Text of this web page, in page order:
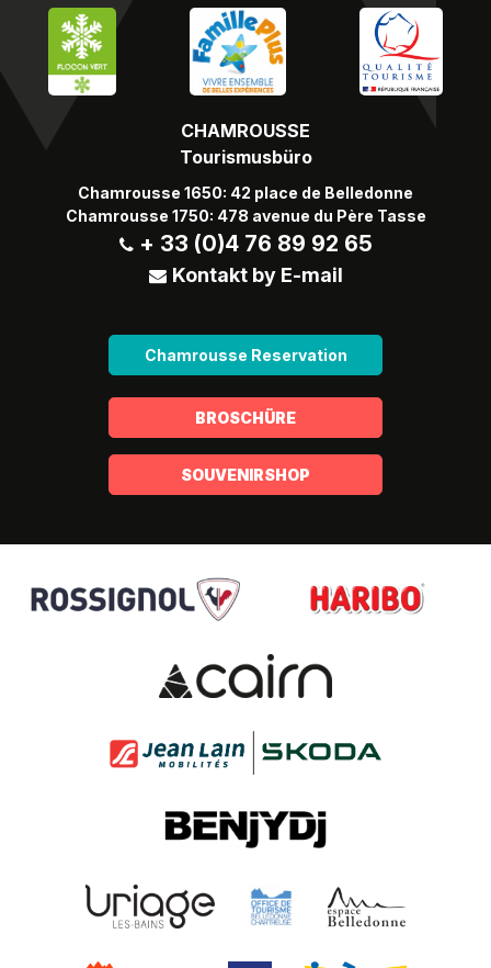
CHAMROUSSE
Tourismusbüro
Chamrousse 1650: 42 place de Belledonne
Chamrousse 1750: 478 avenue du Père Tasse
+ 33 (0)4 76 89 92 65
Kontakt by E-mail
Chamrousse Reservation
BROSCHÜRE
SOUVENIRSHOP